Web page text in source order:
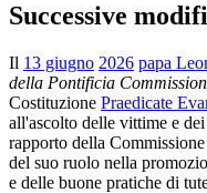
Successive
Il 13 giugno 2026 papa
della Pontificia
Costituzione Praedicate
all'ascolto delle vittime e
rapporto della
del suo ruolo nella
e delle buone pratiche di